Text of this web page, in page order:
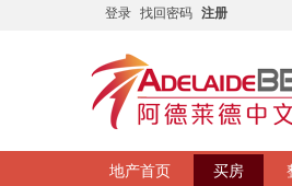
登录 找回密码 注册
地产首页
买房